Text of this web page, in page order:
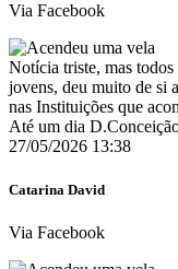
Via Facebook
Notícia triste, mas
jovens, deu muito de si
nas Instituições que
Até um dia
27/05/2026 13:38
Catarina David
Via Facebook